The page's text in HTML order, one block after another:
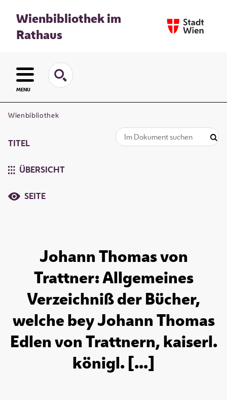
Wienbibliothek im
Rathaus
MENU
Wienbibliothek
TITEL
ÜBERSICHT
SEITE
Johann Thomas von
Trattner: Allgemeines
Verzeichniß der Bücher,
welche bey Johann Thomas
Edlen von Trattnern, kaiserl.
königl. [...]